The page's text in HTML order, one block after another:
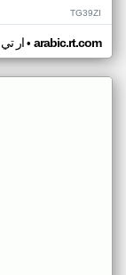
TG39ZI
ار• arabic.rt.com